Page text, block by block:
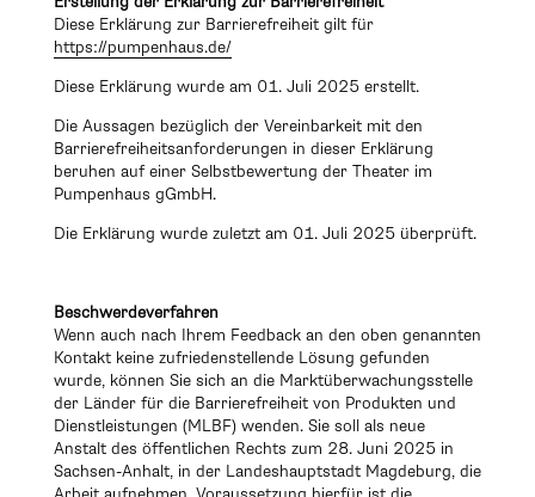
Diese Erklärung zur Barrierefreiheit gilt für
https://pumpenhaus.de/
Diese Erklärung wurde am 01. Juli 2025 erstellt.
Die Aussagen bezüglich der Vereinbarkeit mit den
Barrierefreiheitsanforderungen in dieser Erklärung
beruhen auf einer Selbstbewertung der Theater im
Pumpenhaus gGmbH.
Die Erklärung wurde zuletzt am 01. Juli 2025 überprüft.
Beschwerdeverfahren
Wenn auch nach Ihrem Feedback an den oben genannten
Kontakt keine zufriedenstellende Lösung gefunden
wurde, können Sie sich an die Marktüberwachungsstelle
der Länder für die Barrierefreiheit von Produkten und
Dienstleistungen (MLBF) wenden. Sie soll als neue
Anstalt des öffentlichen Rechts zum 28. Juni 2025 in
Sachsen-Anhalt, in der Landeshauptstadt Magdeburg, die